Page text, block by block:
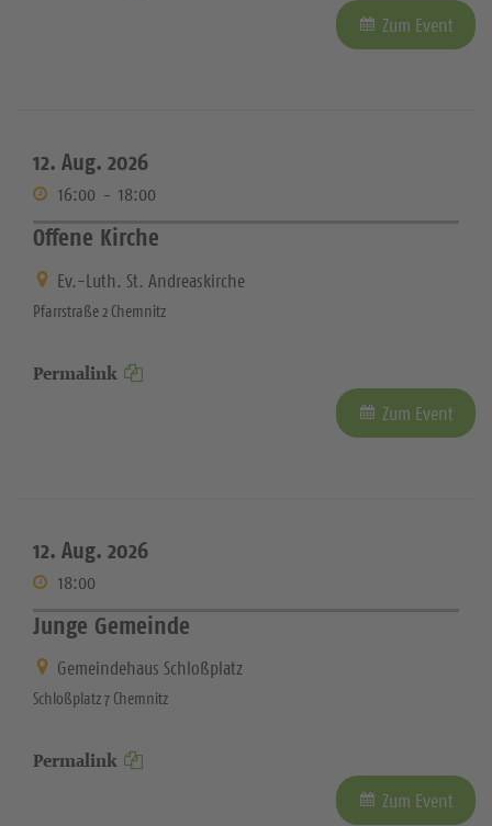
Zum Event
12. Aug. 2026
16:00 - 18:00
Offene Kirche
Ev.-Luth. St. Andreaskirche
Pfarrstraße 2 Chemnitz
Permalink
Zum Event
12. Aug. 2026
18:00
Junge Gemeinde
Gemeindehaus Schloßplatz
Schloßplatz 7 Chemnitz
Permalink
Zum Event